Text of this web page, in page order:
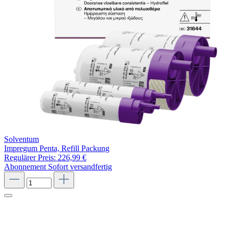
Solventum
Impregum Penta, Refill Packung
Regulärer Preis: 226,99 €
Abonnement Sofort versandfertig